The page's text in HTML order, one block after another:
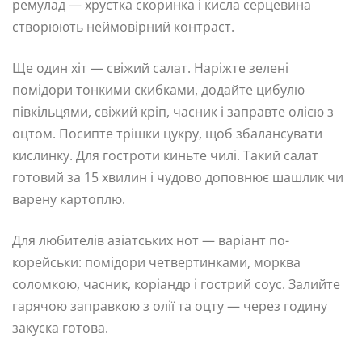
ремулад — хрустка скоринка і кисла серцевина
створюють неймовірний контраст.
Ще один хіт — свіжий салат. Наріжте зелені
помідори тонкими скибками, додайте цибулю
півкільцями, свіжий кріп, часник і заправте олією з
оцтом. Посипте трішки цукру, щоб збалансувати
кислинку. Для гостроти киньте чилі. Такий салат
готовий за 15 хвилин і чудово доповнює шашлик чи
варену картоплю.
Для любителів азіатських нот — варіант по-
корейськи: помідори четвертинками, морква
соломкою, часник, коріандр і гострий соус. Залийте
гарячою заправкою з олії та оцту — через годину
закуска готова.